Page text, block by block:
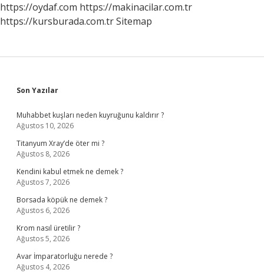
Attı
https://oydaf.com https://makinacilar.com.tr
https://kursburada.com.trSitemap
Sidebar
Son Yazılar
Muhabbet kuşları neden kuyruğunu kaldırır ?
Ağustos 10, 2026
Titanyum Xray’de öter mi ?
Ağustos 8, 2026
Kendini kabul etmek ne demek ?
Ağustos 7, 2026
Borsada köpük ne demek ?
Ağustos 6, 2026
Krom nasıl üretilir ?
Ağustos 5, 2026
Avar İmparatorluğu nerede ?
Ağustos 4, 2026